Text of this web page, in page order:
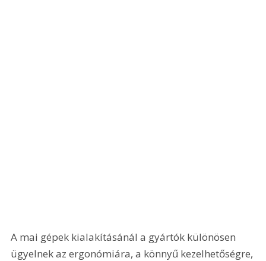
A mai gépek kialakításánál a gyártók különösen
ügyelnek az ergonómiára, a könnyű kezelhetőségre,